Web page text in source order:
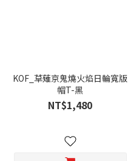
KOF_草薙京鬼燒火焰日輪寬版
帽T-黑
NT$1,480